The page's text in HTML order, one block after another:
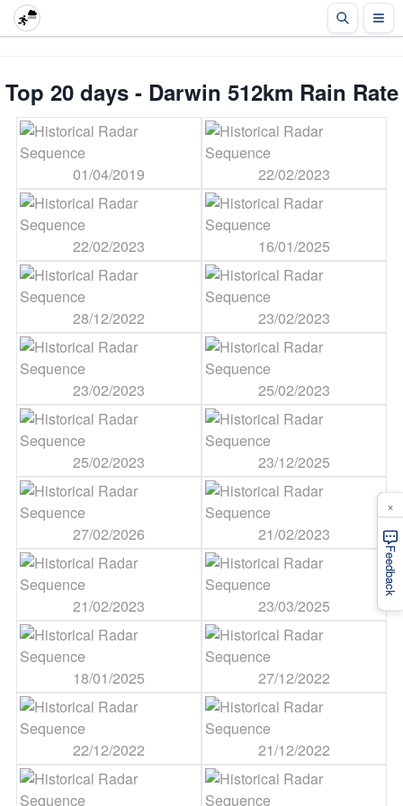
Top 20 days - Darwin 512km Rain Rate
01/04/2019 22/02/2023
22/02/2023 16/01/2025
28/12/2022 23/02/2023
23/02/2023 25/02/2023
25/02/2023 23/12/2025
27/02/2026 21/02/2023
21/02/2023 23/03/2025
18/01/2025 27/12/2022
22/12/2022 21/12/2022
Feedback
×